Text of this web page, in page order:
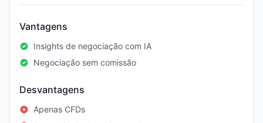
Vantagens
Insights de negociação com IA
Negociação sem comissão
Desvantagens
Apenas CFDs